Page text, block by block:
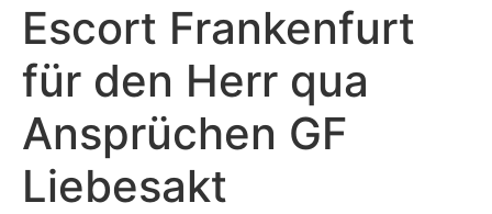
Escort Frankenfurt
für den Herr qua
Ansprüchen GF
Liebesakt